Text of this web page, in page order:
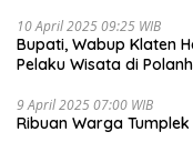
10 April 2025 09:25 WIB
Bupati, Wabup Klaten
Pelaku Wisata di
9 April 2025 07:00 WIB
Ribuan Warga